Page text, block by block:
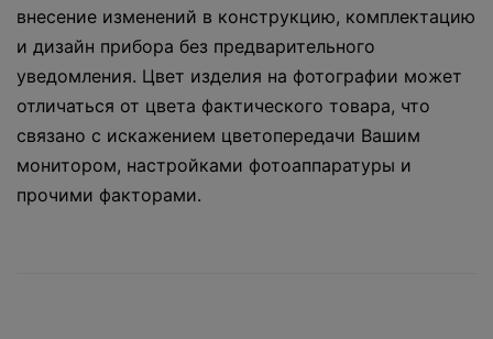
внесение изменений в конструкцию, комплектацию
и дизайн прибора без предварительного
уведомления. Цвет изделия на фотографии может
отличаться от цвета фактического товара, что
связано с искажением цветопередачи Вашим
монитором, настройками фотоаппаратуры и
прочими факторами.